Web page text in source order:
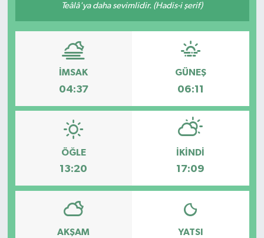
Teâlâ'ya daha sevimlidir. (Hadis-i şerif)
İMSAK
04:37
GÜNEŞ
06:11
ÖĞLE
13:20
İKINDI
17:09
AKŞAM YATSI